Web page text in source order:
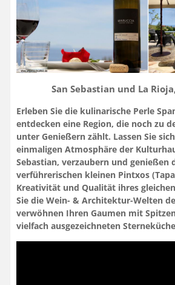
San Sebastian und La
Erleben Sie die kulinarische Perle
entdecken eine Region, die noch zu
unter Genießern zählt. Lassen Sie
einmaligen Atmosphäre der
Sebastian, verzaubern und genießen
verführerischen kleinen Pintxos
Kreativität und Qualität ihres
Sie die Wein- & Architektur-Welten
verwöhnen Ihren Gaumen mit
vielfach ausgezeichneten